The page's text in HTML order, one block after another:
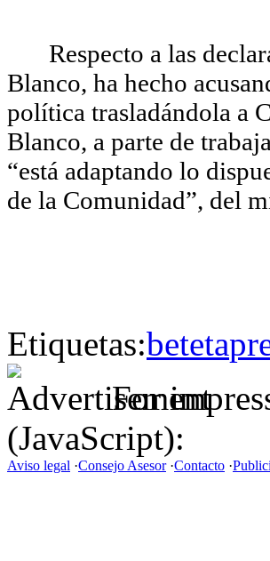
Respecto a las
Blanco, ha hecho
política trasladándola a
Blanco, a parte de
“está adaptando lo
de la Comunidad”, del
Etiquetas:beteta
For
(JavaScript):
Aviso legal ·Consejo Asesor·Contacto ·